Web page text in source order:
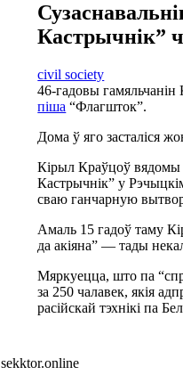
Кастрычнік”
civil society
46-гадовы
піша “Флагшток”.
Дома ў яго засталіся
Кірыл Краўцоў вядомы
Кастрычнік” у
сваю ганчарную
Амаль 15 гадоў таму
да акіяна” — тады
Мяркуецца, што па
за 250 чалавек, якія
расійскай тэхнікі па
sekktor.online